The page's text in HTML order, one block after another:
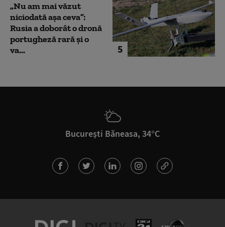
5
„Nu am mai văzut
niciodată așa ceva”:
Rusia a doborât o dronă
portugheză rară și o
va...
București Băneasa, 34°C